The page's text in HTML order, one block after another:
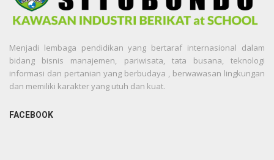
Menjadi lembaga pendidikan yang bertaraf internasional dalam
bidang bisnis manajemen, pariwisata, tata busana, teknologi
informasi dan pertanian yang berbudaya , berwawasan lingkungan
dan memiliki karakter yang utuh dan kuat.
FACEBOOK